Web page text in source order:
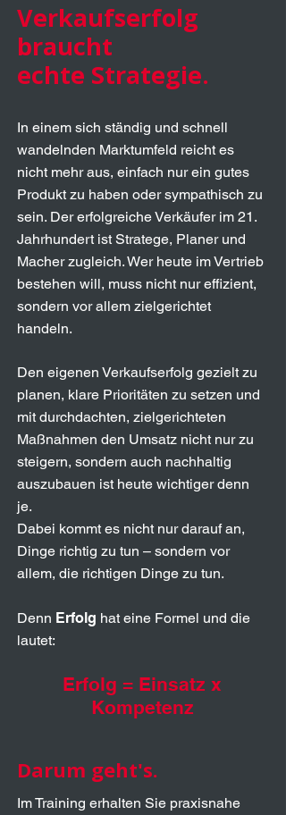
Verkaufserfolg
braucht
echte Strategie.
In einem sich ständig und schnell
wandelnden Marktumfeld reicht es
nicht mehr aus, einfach nur ein gutes
Produkt zu haben oder sympathisch zu
sein. Der erfolgreiche Verkäufer im 21.
Jahrhundert ist Stratege, Planer und
Macher zugleich. Wer heute im Vertrieb
bestehen will, muss nicht nur effizient,
sondern vor allem zielgerichtet
handeln.
Den eigenen Verkaufserfolg gezielt zu
planen, klare Prioritäten zu setzen und
mit durchdachten, zielgerichteten
Maßnahmen den Umsatz nicht nur zu
steigern, sondern auch nachhaltig
auszubauen ist heute wichtiger denn
je.
Dabei kommt es nicht nur darauf an,
Dinge richtig zu tun – sondern vor
allem, die richtigen Dinge zu tun.
Denn Erfolg hat eine Formel und die
lautet:
Erfolg = Einsatz x
Kompetenz
Darum geht's.
Im Training erhalten Sie praxisnahe